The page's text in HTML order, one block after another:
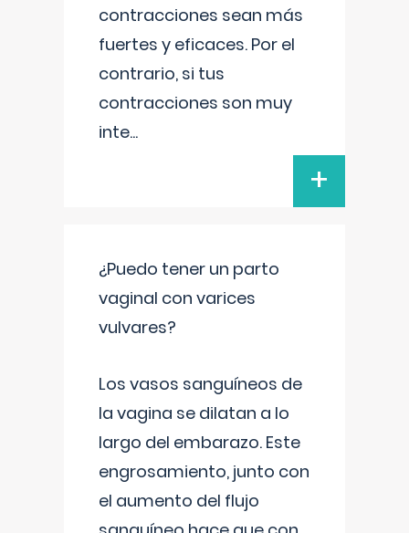
contracciones sean más
fuertes y eficaces. Por el
contrario, si tus
contracciones son muy
inte...
+
¿Puedo tener un parto
vaginal con varices
vulvares?
Los vasos sanguíneos de
la vagina se dilatan a lo
largo del embarazo. Este
engrosamiento, junto con
el aumento del flujo